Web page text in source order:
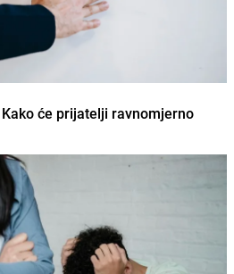
će prijatelji ravnomjerno